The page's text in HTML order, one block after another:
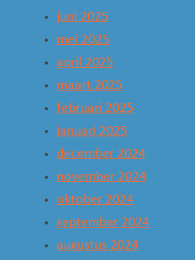
juni 2025
mei 2025
april 2025
maart 2025
februari 2025
januari 2025
december 2024
november 2024
oktober 2024
september 2024
augustus 2024